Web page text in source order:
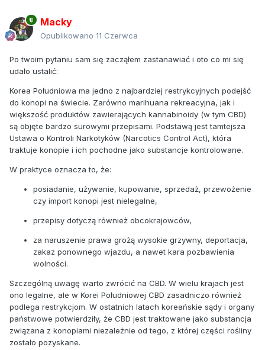
Macky
Opublikowano 11 Czerwca
Po twoim pytaniu sam się zacząłem zastanawiać i oto co mi się
udało ustalić:
Korea Południowa ma jedno z najbardziej restrykcyjnych podejść
do konopi na świecie. Zarówno marihuana rekreacyjna, jak i
większość produktów zawierających kannabinoidy (w tym CBD)
są objęte bardzo surowymi przepisami. Podstawą jest tamtejsza
Ustawa o Kontroli Narkotyków (Narcotics Control Act), która
traktuje konopie i ich pochodne jako substancje kontrolowane.
W praktyce oznacza to, że:
posiadanie, używanie, kupowanie, sprzedaż, przewożenie
czy import konopi jest nielegalne,
przepisy dotyczą również obcokrajowców,
za naruszenie prawa grożą wysokie grzywny, deportacja,
zakaz ponownego wjazdu, a nawet kara pozbawienia
wolności.
Szczególną uwagę warto zwrócić na CBD. W wielu krajach jest
ono legalne, ale w Korei Południowej CBD zasadniczo również
podlega restrykcjom. W ostatnich latach koreańskie sądy i organy
państwowe potwierdziły, że CBD jest traktowane jako substancja
związana z konopiami niezależnie od tego, z której części rośliny
zostało pozyskane.